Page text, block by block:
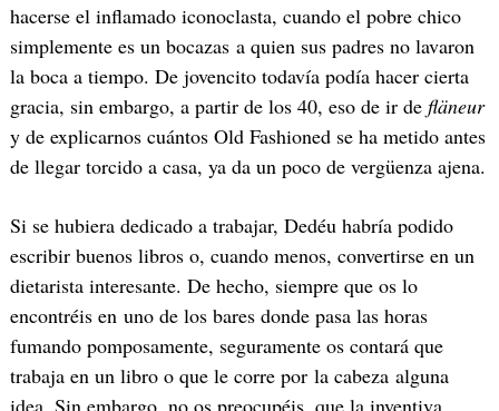
hacerse el inflamado iconoclasta, cuando el pobre chico
simplemente es un bocazas a quien sus padres no lavaron
la boca a tiempo. De jovencito todavía podía hacer cierta
gracia, sin embargo, a partir de los 40, eso de ir de fläneur
y de explicarnos cuántos Old Fashioned se ha metido antes
de llegar torcido a casa, ya da un poco de vergüenza ajena.
Si se hubiera dedicado a trabajar, Dedéu habría podido
escribir buenos libros o, cuando menos, convertirse en un
dietarista interesante. De hecho, siempre que os lo
encontréis en uno de los bares donde pasa las horas
fumando pomposamente, seguramente os contará que
trabaja en un libro o que le corre por la cabeza alguna